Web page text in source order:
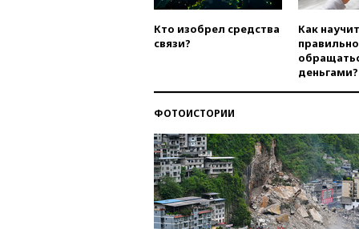
Кто изобрел средства
связи?
Как
правильно
деньгами?
ФОТОИСТОРИИ